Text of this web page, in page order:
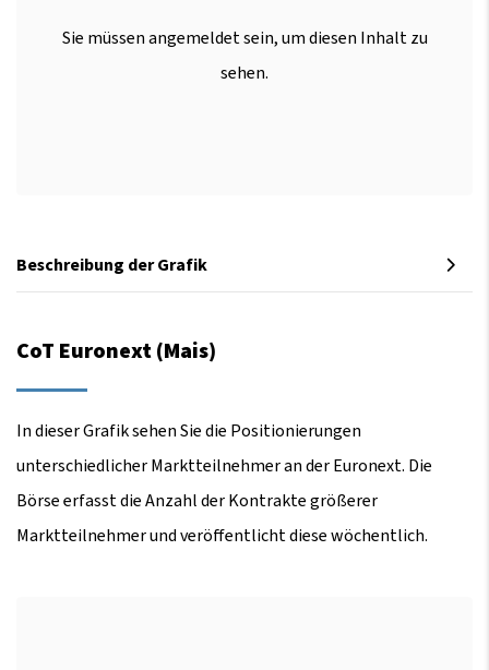
Sie müssen angemeldet sein, um diesen Inhalt zu
sehen.
Beschreibung der Grafik
CoT Euronext (Mais)
In dieser Grafik sehen Sie die Positionierungen
unterschiedlicher Marktteilnehmer an der Euronext. Die
Börse erfasst die Anzahl der Kontrakte größerer
Marktteilnehmer und veröffentlicht diese wöchentlich.